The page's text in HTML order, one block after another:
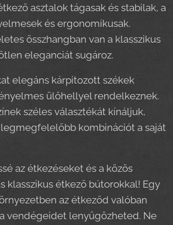
asztalok tágasak és stabilak, a
és ergonomikusak.
összhangban van a klasszikus
eleganciát sugároz.
elegáns kárpitozott székek
ülőhellyel rendelkeznek.
széles választékát kínáljuk,
kombinációt a saját
az étkezéseket és a közös
klasszikus étkező bútorokkal! Egy
az étkeződ valóban
vendégeidet lenyűgözheted. Ne